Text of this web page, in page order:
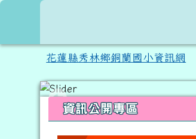
跳至主內容區
花蓮縣秀林鄉銅蘭國小資訊網
左邊區域內容
資訊公開專區
頁尾區域